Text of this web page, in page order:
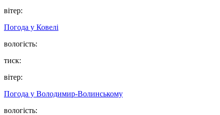
вітер:
Погода у Ковелі
вологість:
тиск:
вітер:
Погода у Володимир-Волинському
вологість: